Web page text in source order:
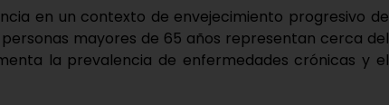
en un contexto de envejecimiento progresivo de
personas mayores de 65 años representan cerca del
la prevalencia de enfermedades crónicas y el